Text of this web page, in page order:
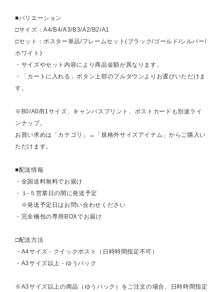
■バリエーション
□サイズ：A4/B4/A3/B3/A2/B2/A1
□セット：ポスター単品/フレームセット(ブラック/ゴールド/シルバー/
ホワイト)
・サイズやセット内容により商品金額が異なります。
・「カートに入れる」ボタン上部のプルダウンよりお選びいただけま
す。
※B0/A0/B1サイズ、キャンバスプリント、ポストカードも別途ライ
ンナップ。
お買い求めは「カテゴリ」→「規格外サイズアイテム」からご購入い
ただけます。
■配送情報
・全国送料無料でお届け
・１-５営業日の間に発送予定
※発送予定日はお問い合わせください
・完全梱包の専用BOXでお届け
□配送方法
・A4サイズ - クイックポスト（日時時間指定不可）
・A3サイズ以上 - ゆうパック
※A3サイズ以上の商品（ゆうパック）をご注文の場合、日時時間指定